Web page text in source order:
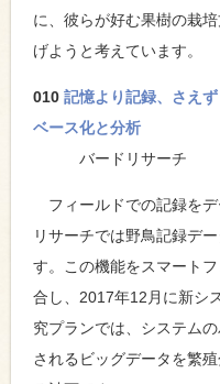
に、彼らが好む果樹の栽
げようと考えています。
010 記憶より記録、さえ
ベース化と分析
バードリサーチ
フィールドでの記録をデ
リサーチでは野鳥記録デ
す。この機能をスマート
合し、2017年12月に新シ
究プランでは、システム
されるビッグデータを繁